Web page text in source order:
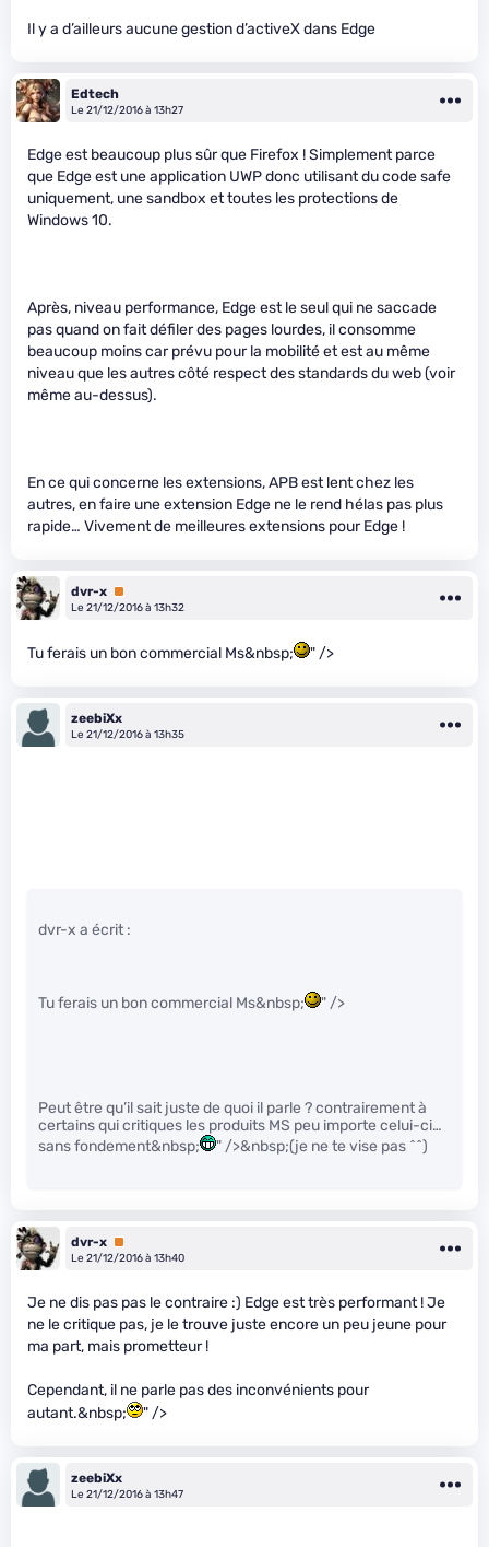
Il y a d’ailleurs aucune gestion d’activeX dans Edge
Edtech
Le 21/12/2016 à 13h27
Edge est beaucoup plus sûr que Firefox ! Simplement parce
que Edge est une application UWP donc utilisant du code safe
uniquement, une sandbox et toutes les protections de
Windows 10.
Après, niveau performance, Edge est le seul qui ne saccade
pas quand on fait défiler des pages lourdes, il consomme
beaucoup moins car prévu pour la mobilité et est au même
niveau que les autres côté respect des standards du web (voir
même au-dessus).
En ce qui concerne les extensions, APB est lent chez les
autres, en faire une extension Edge ne le rend hélas pas plus
rapide… Vivement de meilleures extensions pour Edge !
dvr-x Premium
Le 21/12/2016 à 13h32
Tu ferais un bon commercial Ms&nbsp; " />
zeebiXx
Le 21/12/2016 à 13h35
dvr-x a écrit :
Tu ferais un bon commercial Ms&nbsp; " />
Peut être qu’il sait juste de quoi il parle ? contrairement à
certains qui critiques les produits MS peu importe celui-ci…
sans fondement&nbsp;
" />&nbsp;(je ne te vise pas ^^)
dvr-x Premium
Le 21/12/2016 à 13h40
Je ne dis pas pas le contraire :) Edge est très performant ! Je
ne le critique pas, je le trouve juste encore un peu jeune pour
ma part, mais prometteur !
Cependant, il ne parle pas des inconvénients pour
autant.&nbsp;
" />
zeebiXx
Le 21/12/2016 à 13h47